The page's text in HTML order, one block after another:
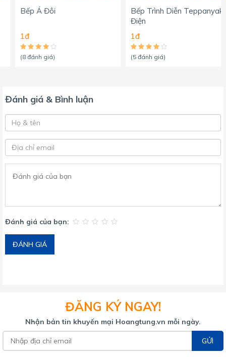
Bếp Á Đôi
(8 đánh giá)
Bếp Trình Diễn Teppanyaki
Điện
(5 đánh giá)
Đánh giá & Bình luận
Đánh giá của bạn:
ĐÁNH GIÁ
ĐĂNG KÝ NGAY!
Nhận bản tin khuyến mại Hoangtung.vn mỗi ngày.
GỬI